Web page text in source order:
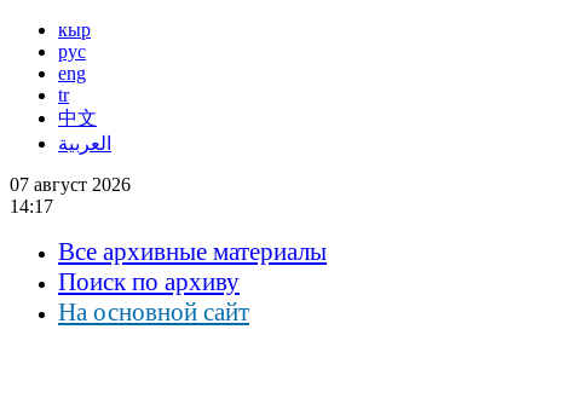
кыр
рус
eng
tr
中文
العربية
07 август 2026
14:17
Все архивные материалы
Поиск по архиву
На основной сайт